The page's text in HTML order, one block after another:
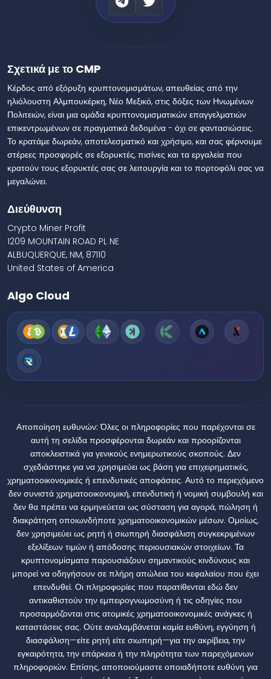
Σχετικά με το CMP
Κέρδος από εξόρυξη κρυπτονομισμάτων, απευθείας από την
ηλιόλουστη Αλμπουκέρκη, Νέο Μεξικό, στις δόξες των Ηνωμένων
Πολιτειών, είναι μια ομάδα κρυπτονομισματικών επαγγελματιών
επικεντρωμένων σε πραγματικά δεδομένα - όχι σε φαντασιώσεις.
Το κρατάμε δωρεάν, αποτελεσματικό και χρήσιμο, και σας φέρνουμε
στέρεες προσφορές σε εξορυκτές, πισίνες και τα εργαλεία που
κρατούν τους εξορυκτές σας σε λειτουργία και το πορτοφόλι σας να
μεγαλώνει.
Διεύθυνση
Crypto Miner Profit
1209 MOUNTAIN ROAD PL NE
ALBUQUERQUE, NM, 87110
United States of America
Algo Cloud
Αποποίηση ευθυνών: Όλες οι πληροφορίες που παρέχονται σε
αυτή τη σελίδα προσφέρονται δωρεάν και προορίζονται
αποκλειστικά για γενικούς ενημερωτικούς σκοπούς. Δεν
σχεδιάστηκε για να χρησιμεύει ως βάση για επιχειρηματικές,
χρηματοοικονομικές ή επενδυτικές αποφάσεις. Αυτό το περιεχόμενο
δεν συνιστά χρηματοοικονομική, επενδυτική ή νομική συμβουλή και
δεν θα πρέπει να ερμηνεύεται ως σύσταση για αγορά, πώληση ή
διακράτηση οποιωνδήποτε χρηματοοικονομικών μέσων. Ομοίως,
δεν χρησιμεύει ως ρητή ή σιωπηρή διασφάλιση συγκεκριμένων
εξελίξεων τιμών ή απόδοσης περιουσιακών στοιχείων. Τα
κρυπτονομίσματα παρουσιάζουν σημαντικούς κινδύνους και
μπορεί να οδηγήσουν σε πλήρη απώλεια του κεφαλαίου που έχει
επενδυθεί. Οι πληροφορίες που παρατίθενται εδώ δεν
αντικαθιστούν την εμπειρογνωμοσύνη ή τις οδηγίες που
προσαρμόζονται στις ατομικές χρηματοοικονομικές ανάγκες ή
καταστάσεις σας. Ούτε αναλαμβάνεται καμία ευθύνη, εγγύηση ή
διασφάλιση—είτε ρητή είτε σιωπηρή—για την ακρίβεια, την
εγκαιρότητα, την επάρκεια ή την πληρότητα των παρεχόμενων
πληροφοριών. Επίσης, αποποιούμαστε οποιαδήποτε ευθύνη για